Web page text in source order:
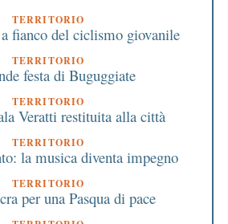
TERRITORIO
fianco del ciclismo giovanile
TERRITORIO
festa di Buguggiate
TERRITORIO
Veratti restituita alla città
TERRITORIO
la musica diventa impegno
TERRITORIO
per una Pasqua di pace